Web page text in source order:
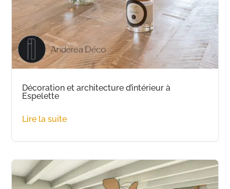
Décoration et architecture d’intérieur à
Espelette
Lire la suite